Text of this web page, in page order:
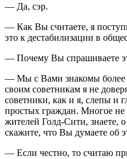
— Да, сэр.
— Как Вы считаете, я
это к дестабилизации в
— Почему Вы спрашиваете
— Мы с Вами знакомы более
своим советникам я не
советники, как и я, слепы и
простых граждан. Многое
жителей Голд-Сити, знаете,
скажите, что Вы думаете об
— Если честно, то считаю